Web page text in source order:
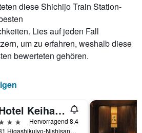
diese Shichijo Train Station-
Lies auf jeden Fall
um zu erfahren, weshalb diese
bewerteten gehören.
Hotel Keihan Kyoto Grande
Sterne
Hervorragend 8,4
31 Higashikujyo-Nishisannou-Cho, Minami, Kyōto, Japan